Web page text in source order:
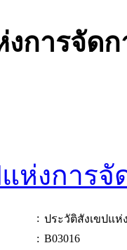
งการจัด
ห่งการ
: ประวัติสังเขปแ
: B03016